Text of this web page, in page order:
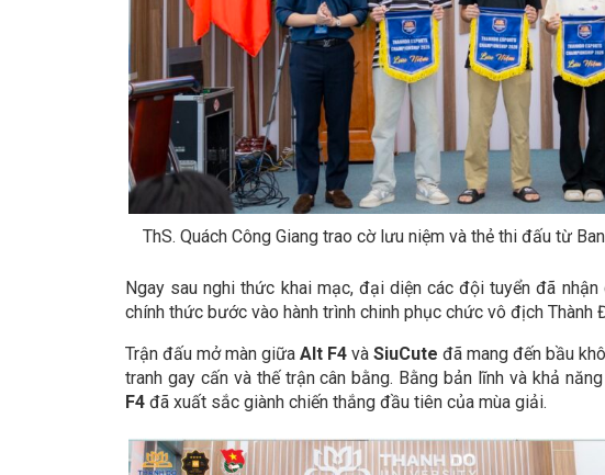
ThS. Quách Công Giang trao cờ lưu niệm và thẻ thi đấu từ
Ngay sau nghi thức khai mạc, đại diện các đội tuyển đã
chính thức bước vào hành trình chinh phục chức vô địch Thành
Trận đấu mở màn giữa Alt F4 và SiuCute đã mang đến bầu
tranh gay cấn và thế trận cân bằng. Bằng bản lĩnh và khả
F4 đã xuất sắc giành chiến thắng đầu tiên của mùa giải.